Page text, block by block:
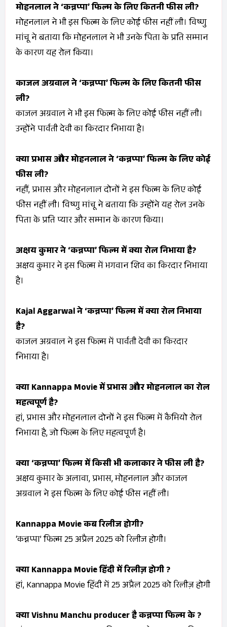
मोहनलाल ने ‘कन्नप्पा’ फिल्म के लिए कितनी फीस ली?
मोहनलाल ने भी इस फिल्म के लिए कोई फीस नहीं ली। विष्णु
मांचू ने बताया कि मोहनलाल ने भी उनके पिता के प्रति सम्मान
के कारण यह रोल किया।
काजल अग्रवाल ने ‘कन्नप्पा’ फिल्म के लिए कितनी फीस
ली?
काजल अग्रवाल ने भी इस फिल्म के लिए कोई फीस नहीं ली।
उन्होंने पार्वती देवी का किरदार निभाया है।
क्या प्रभास और मोहनलाल ने ‘कन्नप्पा’ फिल्म के लिए कोई
फीस ली?
नहीं, प्रभास और मोहनलाल दोनों ने इस फिल्म के लिए कोई
फीस नहीं ली। विष्णु मांचू ने बताया कि उन्होंने यह रोल उनके
पिता के प्रति प्यार और सम्मान के कारण किया।
अक्षय कुमार ने ‘कन्नप्पा’ फिल्म में क्या रोल निभाया है?
अक्षय कुमार ने इस फिल्म में भगवान शिव का किरदार निभाया
है।
Kajal Aggarwal ने ‘कन्नप्पा’ फिल्म में क्या रोल निभाया
है?
काजल अग्रवाल ने इस फिल्म में पार्वती देवी का किरदार
निभाया है।
क्याKannappa Movie में प्रभास और मोहनलाल का रोल
महत्वपूर्ण है?
हां, प्रभास और मोहनलाल दोनों ने इस फिल्म में कैमियो रोल
निभाया है, जो फिल्म के लिए महत्वपूर्ण है।
क्या ‘कन्नप्पा’ फिल्म में किसी भी कलाकार ने फीस ली है?
अक्षय कुमार के अलावा, प्रभास, मोहनलाल और काजल
अग्रवाल ने इस फिल्म के लिए कोई फीस नहीं ली।
Kannappa Movie कब रिलीज होगी?
‘कन्नप्पा’ फिल्म 25 अप्रैल 2025 को रिलीज होगी।
क्या Kannappa Movie हिंदी में रिलीज़ होगी ?
हां, KannappaMovie हिंदी में 25 अप्रैल 2025 को रिलीज़ होगी
क्या Vishnu Manchu producer है कन्नप्पा फिल्म के ?